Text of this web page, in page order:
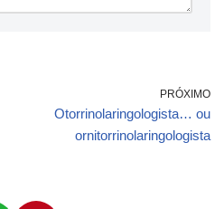
PRÓXIMO
Otorrinolaringologista… ou
ornitorrinolaringologista